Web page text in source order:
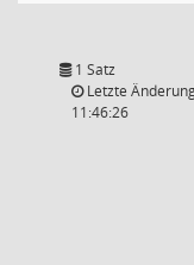
1 Satz
Letzte
11:46:26